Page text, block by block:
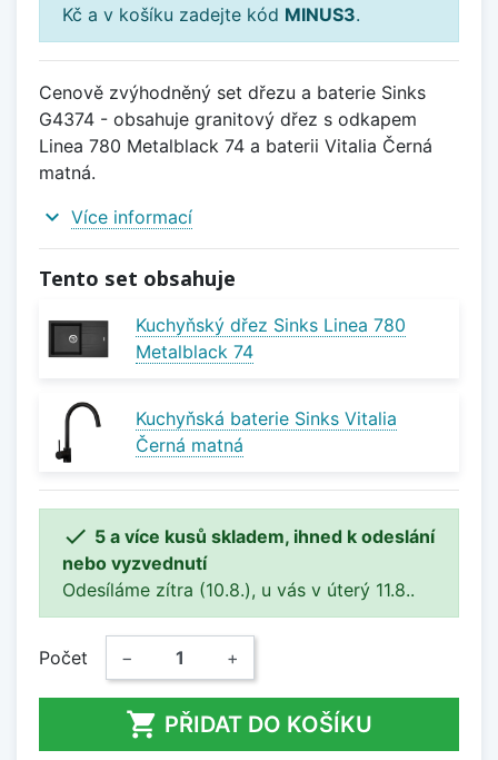
Kč a v košíku zadejte kód MINUS3.
Cenově zvýhodněný set dřezu a baterie Sinks
G4374 - obsahuje granitový dřez s odkapem
Linea 780 Metalblack 74 a baterii Vitalia Černá
matná.
expand_more Více informací
Tento set obsahuje
Kuchyňský dřez Sinks Linea 780
Metalblack 74
Kuchyňská baterie Sinks Vitalia
Černá matná
 5 a více kusů skladem, ihned k odeslání
nebo vyzvednutí
Odesíláme zítra (10.8.), u vás v úterý 11.8..
Počet − +
 PŘIDAT DO KOŠÍKU